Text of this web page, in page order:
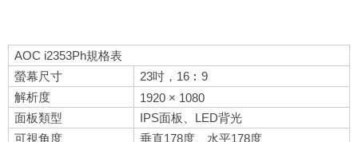
AOC i2353Ph規格表
螢幕尺寸
23吋，16︰9
解析度
1920 × 1080
面板類型
IPS面板、LED背光
可視角度
垂直178度、水平178度